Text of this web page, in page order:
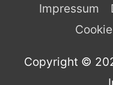
Impressum
Copyright ©